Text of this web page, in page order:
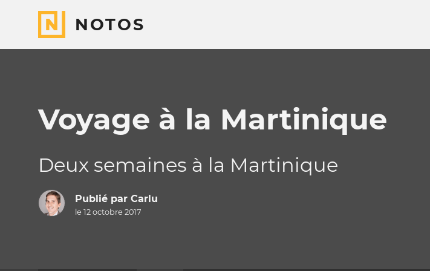
NOTOS
Voyage à la Martinique
Deux semaines à la Martinique
Publié par Carlu
le 12 octobre 2017